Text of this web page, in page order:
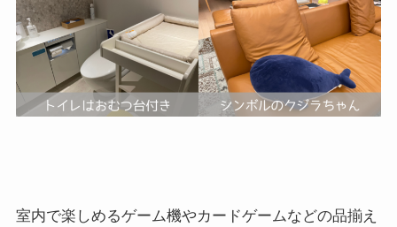
室内で楽しめるゲーム機やカードゲームなどの品揃え